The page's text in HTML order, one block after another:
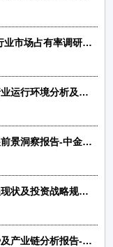
2025年全球及中国航空航天先进材料测试行业市场占有率调研及战略规划投资研究报告-中金企信发布
2025-2031年全球油电混动多旋翼无人机行业运行环境分析及发展策略研究报告-中金企信发布
2025-2031年太空经济市场深度调研及发展前景洞察报告-中金企信发布
2025-2031年全球及我国航空涂料行业发展现状及投资战略规划分析-中金企信发布
2025-2031年中国航空螺旋桨行业竞争形势及产业链分析报告-中金企信发布